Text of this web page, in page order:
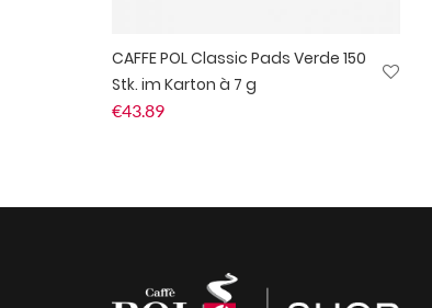
CAFFE POL Classic Pads Verde 150
Stk. im Karton à 7 g
€43.89